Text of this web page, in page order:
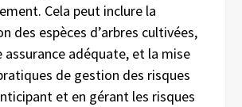
Cela peut inclure la
des espèces d’arbres cultivées,
assurance adéquate, et la mise
de gestion des risques
et en gérant les risques